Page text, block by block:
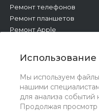
Мы используем
нашими
для анализа
Продолжая просмотр
Ремонт телефонов
Ремонт планшетов
Ремонт Apple